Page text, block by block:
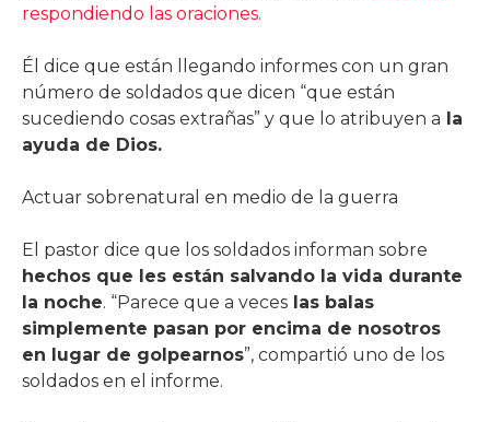
respondiendo las oraciones.
Él dice que están llegando informes con un gran
número de soldados que dicen “que están
sucediendo cosas extrañas” y que lo atribuyen a la
ayuda de Dios.
Actuar sobrenatural en medio de la guerra
El pastor dice que los soldados informan sobre
hechos que les están salvando la vida durante
la noche. “Parece que a veces las balas
simplemente pasan por encima de nosotros
en lugar de golpearnos”, compartió uno de los
soldados en el informe.